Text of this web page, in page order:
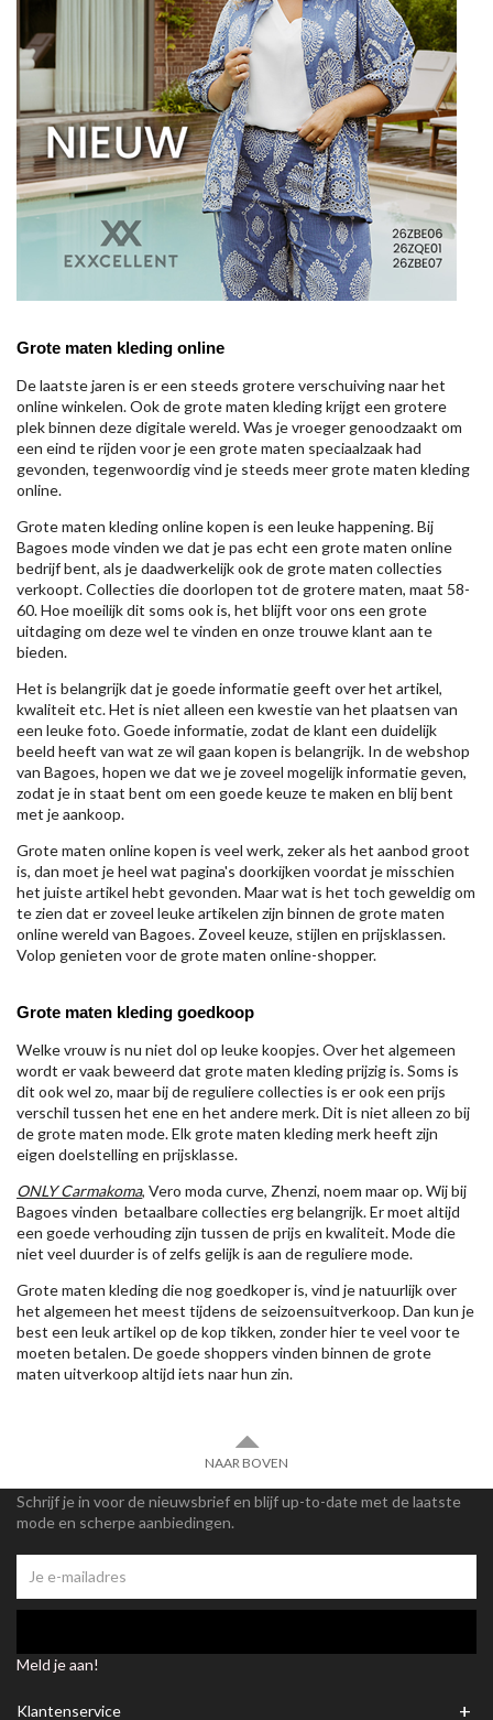
Grote maten kleding online
De laatste jaren is er een steeds grotere verschuiving naar het
online winkelen. Ook de grote maten kleding krijgt een grotere
plek binnen deze digitale wereld. Was je vroeger genoodzaakt om
een eind te rijden voor je een grote maten speciaalzaak had
gevonden, tegenwoordig vind je steeds meer grote maten kleding
online.
Grote maten kleding online kopen is een leuke happening. Bij
Bagoes mode vinden we dat je pas echt een grote maten online
bedrijf bent, als je daadwerkelijk ook de grote maten collecties
verkoopt. Collecties die doorlopen tot de grotere maten, maat 58-
60. Hoe moeilijk dit soms ook is, het blijft voor ons een grote
uitdaging om deze wel te vinden en onze trouwe klant aan te
bieden.
Het is belangrijk dat je goede informatie geeft over het artikel,
kwaliteit etc. Het is niet alleen een kwestie van het plaatsen van
een leuke foto. Goede informatie, zodat de klant een duidelijk
beeld heeft van wat ze wil gaan kopen is belangrijk. In de webshop
van Bagoes, hopen we dat we je zoveel mogelijk informatie geven,
zodat je in staat bent om een goede keuze te maken en blij bent
met je aankoop.
Grote maten online kopen is veel werk, zeker als het aanbod groot
is, dan moet je heel wat pagina's doorkijken voordat je misschien
het juiste artikel hebt gevonden. Maar wat is het toch geweldig om
te zien dat er zoveel leuke artikelen zijn binnen de grote maten
online wereld van Bagoes. Zoveel keuze, stijlen en prijsklassen.
Volop genieten voor de grote maten online-shopper.
Grote maten kleding goedkoop
Welke vrouw is nu niet dol op leuke koopjes. Over het algemeen
wordt er vaak beweerd dat grote maten kleding prijzig is. Soms is
dit ook wel zo, maar bij de reguliere collecties is er ook een prijs
verschil tussen het ene en het andere merk. Dit is niet alleen zo bij
de grote maten mode. Elk grote maten kleding merk heeft zijn
eigen doelstelling en prijsklasse.
ONLY Carmakoma, Vero moda curve, Zhenzi, noem maar op. Wij bij
Bagoes vinden betaalbare collecties erg belangrijk. Er moet altijd
een goede verhouding zijn tussen de prijs en kwaliteit. Mode die
niet veel duurder is of zelfs gelijk is aan de reguliere mode.
Grote maten kleding die nog goedkoper is, vind je natuurlijk over
het algemeen het meest tijdens de seizoensuitverkoop. Dan kun je
best een leuk artikel op de kop tikken, zonder hier te veel voor te
moeten betalen. De goede shoppers vinden binnen de grote
maten uitverkoop altijd iets naar hun zin.
NAAR BOVEN
Schrijf je in voor de nieuwsbrief en blijf up-to-date met de laatste
mode en scherpe aanbiedingen.
Meld je aan!
Klantenservice +